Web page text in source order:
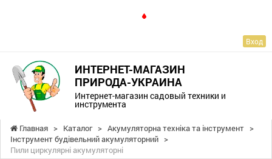
Вход
ИНТЕРНЕТ-МАГАЗИН
ПРИРОДА-УКРАИНА
Интернет-магазин садовый техники и
инструмента
Главная > Каталог > Акумуляторна техніка та інструмент >
Інструмент будівельний акумуляторний >
Пили циркулярні акумуляторні